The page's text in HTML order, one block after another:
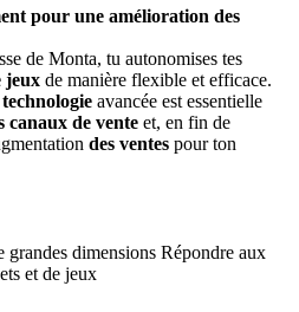
pour une amélioration des
de Monta, tu autonomises tes
jeux de manière flexible et efficace.
technologie avancée est essentielle
canaux de vente et, en fin de
des ventes pour ton